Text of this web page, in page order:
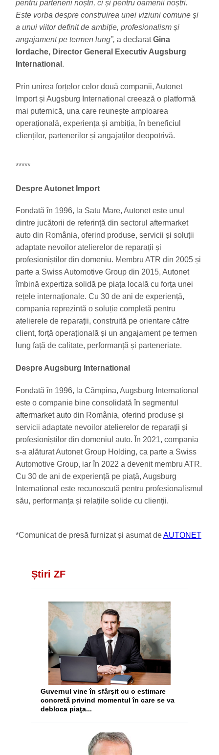
pentru partenerii noștri, ci și pentru oamenii noștri.
Este vorba despre construirea unei viziuni comune și
a unui viitor definit de ambiție, profesionalism și
angajament pe termen lung”, a declaratGina
Iordache, Director General Executiv Augsburg
International .
Prin unirea forțelor celor două companii, Autonet
Import și Augsburg International creează o platformă
mai puternică, una care reunește amploarea
operațională, experiența și ambiția, în beneficiul
clienților, partenerilor și angajaților deopotrivă.
*****
Despre Autonet Import
Fondată în 1996, la Satu Mare, Autonet este unul
dintre jucătorii de referință din sectorul aftermarket
auto din România, oferind produse, servicii și soluții
adaptate nevoilor atelierelor de reparații și
profesioniștilor din domeniu. Membru ATR din 2005 și
parte a Swiss Automotive Group din 2015, Autonet
îmbină expertiza solidă pe piața locală cu forța unei
rețele internaționale. Cu 30 de ani de experiență,
compania reprezintă o soluție completă pentru
atelierele de reparații, construită pe orientare către
client, forță operațională și un angajament pe termen
lung față de calitate, performanță și parteneriate.
Despre Augsburg International
Fondată în 1996, la Câmpina, Augsburg International
este o companie bine consolidată în segmentul
aftermarket auto din România, oferind produse și
servicii adaptate nevoilor atelierelor de reparații și
profesioniștilor din domeniul auto. În 2021, compania
s-a alăturat Autonet Group Holding, ca parte a Swiss
Automotive Group, iar în 2022 a devenit membru ATR.
Cu 30 de ani de experiență pe piață, Augsburg
International este recunoscută pentru profesionalismul
său, performanța și relațiile solide cu clienții.
*Comunicat de presă furnizat și asumat deAUTONET
Știri ZF
Guvernul vine în sfârşit cu o estimare
concretă privind momentul în care se va
debloca piaţa...